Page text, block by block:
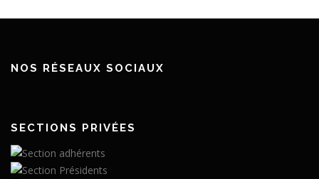
NOS RÉSEAUX SOCIAUX
SECTIONS PRIVÉES